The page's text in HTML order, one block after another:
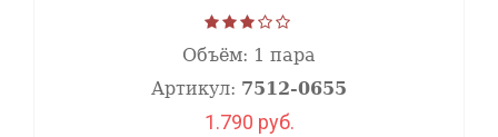
Объём: 1 пара
Артикул: 7512-0655
1.790 руб.